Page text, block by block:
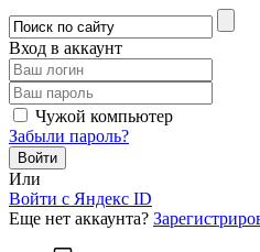
Вход в аккаунт
Чужой компьютер
Забыли пароль?
Или
Войти c Яндекс ID
Еще нет аккаунта?